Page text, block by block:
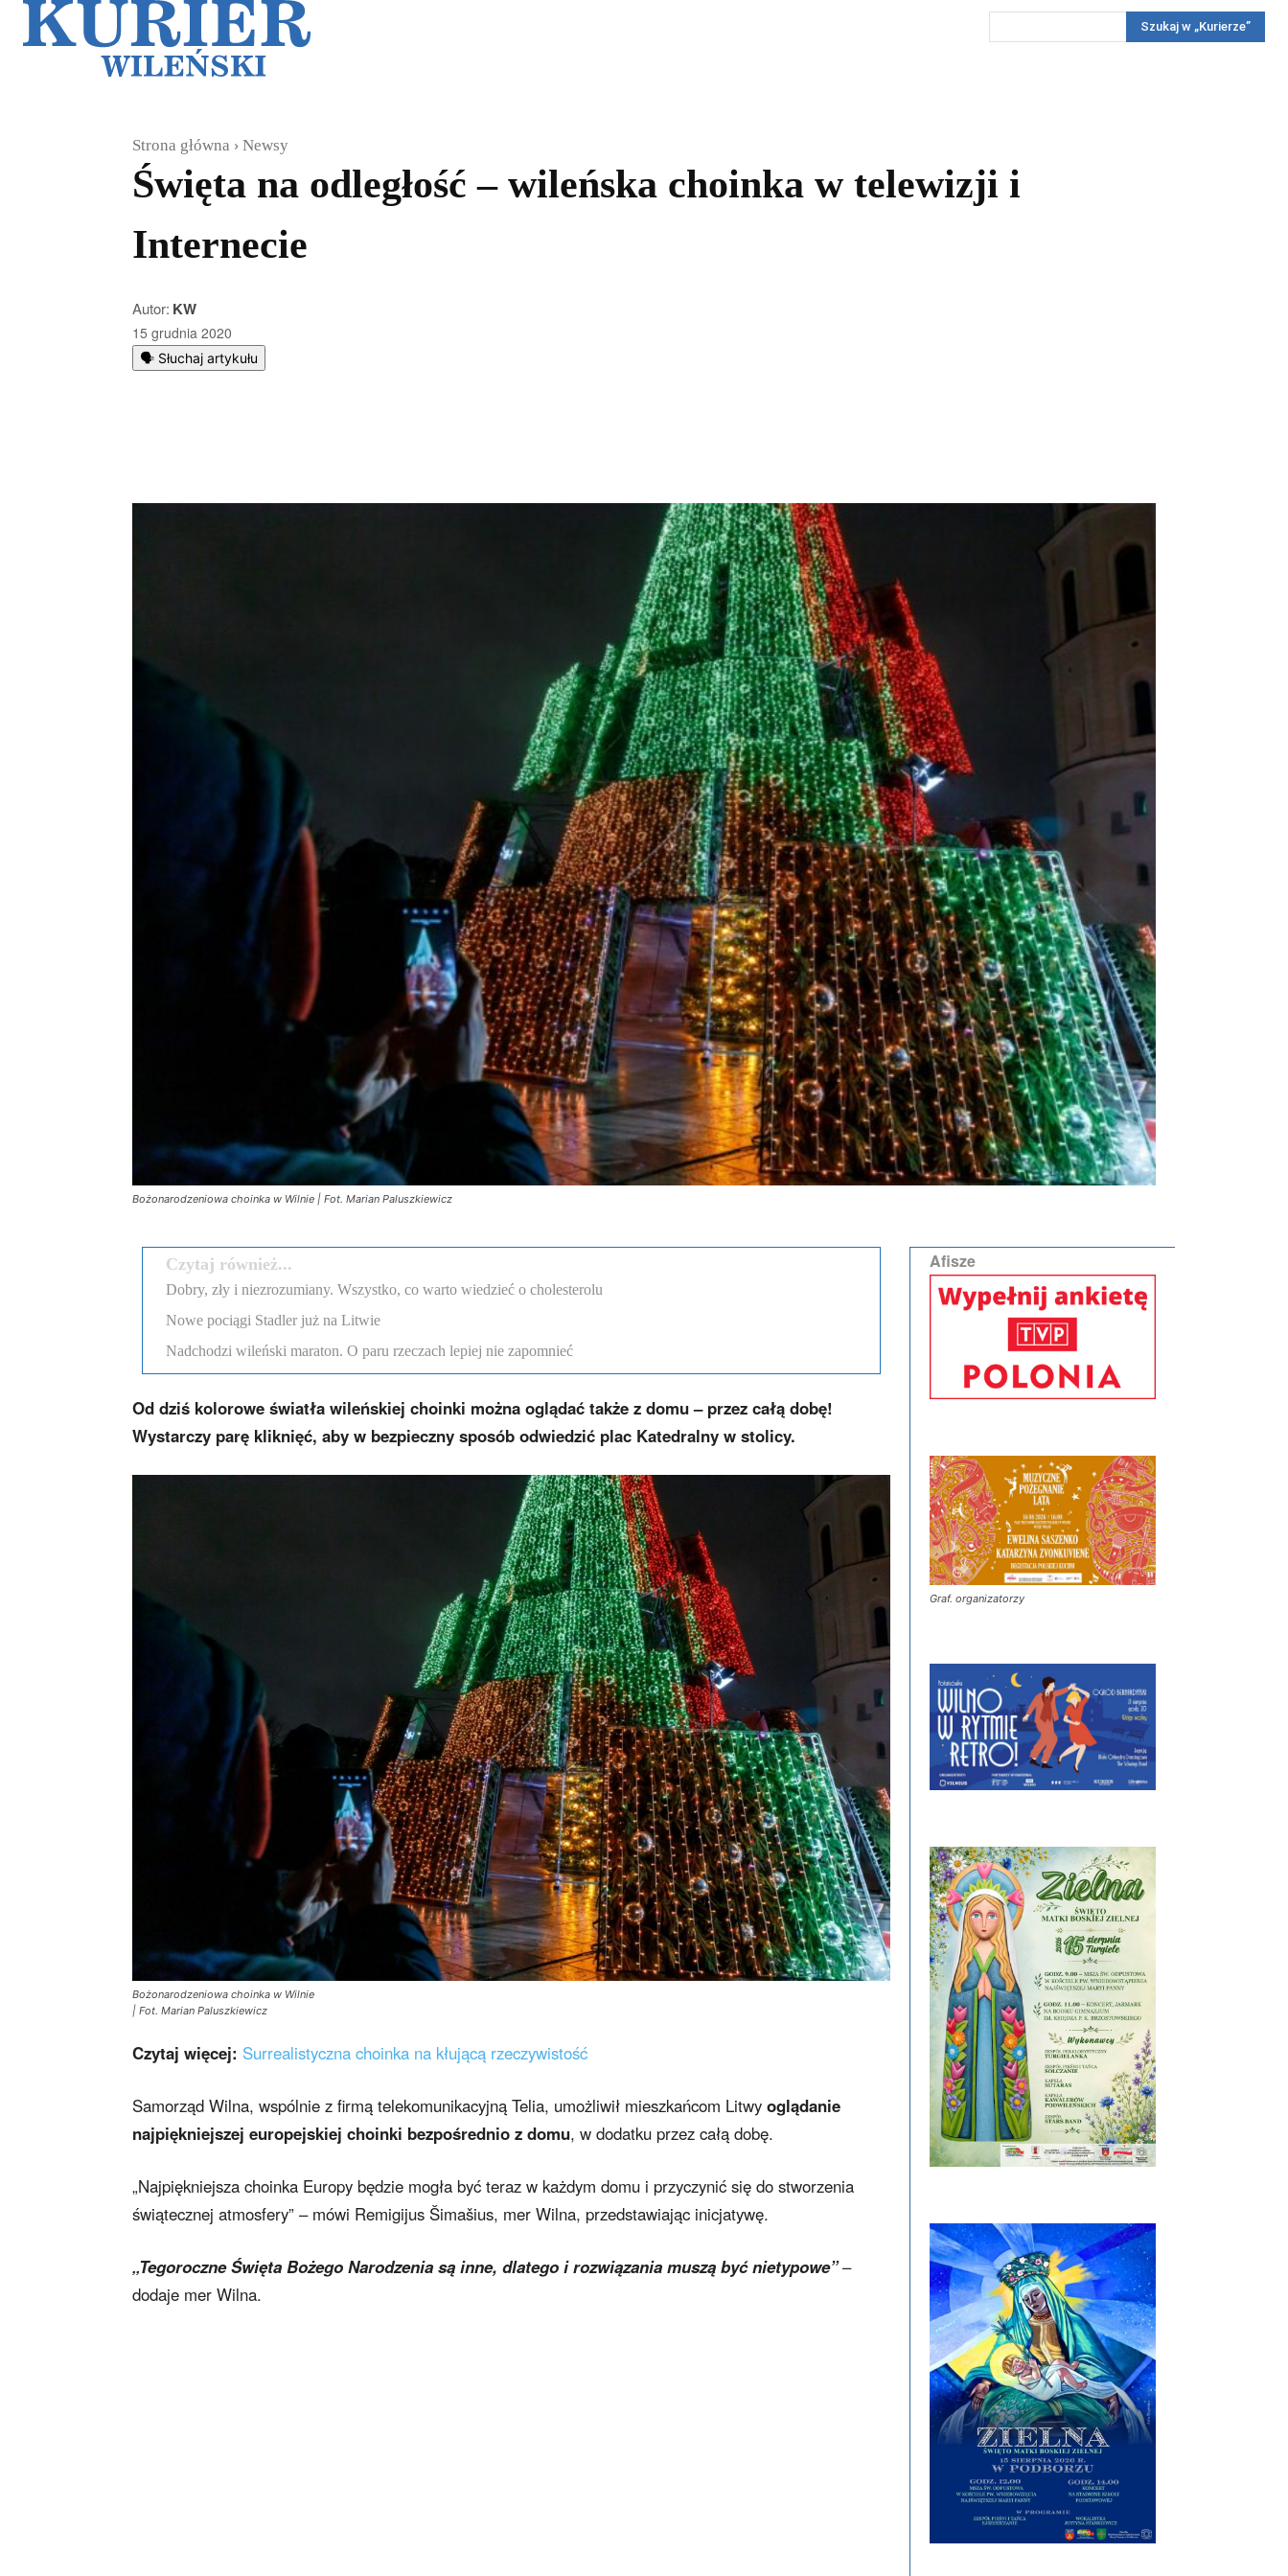
Reportaż KonkursyWięcej
Szukaj w „Kurierze”
Strona główna Newsy
Święta na odległość – wileńska choinka w telewizji i
Internecie
Autor: KW
15 grudnia 2020
🗣️ Słuchaj artykułu
Bożonarodzeniowa choinka w Wilnie | Fot. Marian Paluszkiewicz
Czytaj również...
Dobry, zły i niezrozumiany. Wszystko, co warto wiedzieć o cholesterolu
Nowe pociągi Stadler już na Litwie
Nadchodzi wileński maraton. O paru rzeczach lepiej nie zapomnieć
Od dziś kolorowe światła wileńskiej choinki można oglądać także z domu – przez całą dobę!
Wystarczy parę kliknięć, aby w bezpieczny sposób odwiedzić plac Katedralny w stolicy.
Bożonarodzeniowa choinka w Wilnie
| Fot. Marian Paluszkiewicz
Czytaj więcej: Surrealistyczna choinka na kłującą rzeczywistość
Samorząd Wilna, wspólnie z firmą telekomunikacyjną Telia, umożliwił mieszkańcom Litwy oglądanie
najpiękniejszej europejskiej choinki bezpośrednio z domu, w dodatku przez całą dobę.
„Najpiękniejsza choinka Europy będzie mogła być teraz w każdym domu i przyczynić się do stworzenia
świątecznej atmosfery” – mówi Remigijus Šimašius, mer Wilna, przedstawiając inicjatywę.
„Tegoroczne Święta Bożego Narodzenia są inne, dlatego i rozwiązania muszą być nietypowe”–
dodaje mer Wilna.
Afisze
Graf. organizatorzy